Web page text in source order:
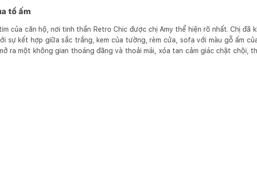
tổ ấm
của căn hộ, nơi tinh thần Retro Chic được chị Amy thể hiện rõ nhất. Chị đã
sự kết hợp giữa sắc trắng, kem của tường, rèm cửa, sofa với màu gỗ ấm
ra một không gian thoáng đãng và thoải mái, xóa tan cảm giác chật chội,